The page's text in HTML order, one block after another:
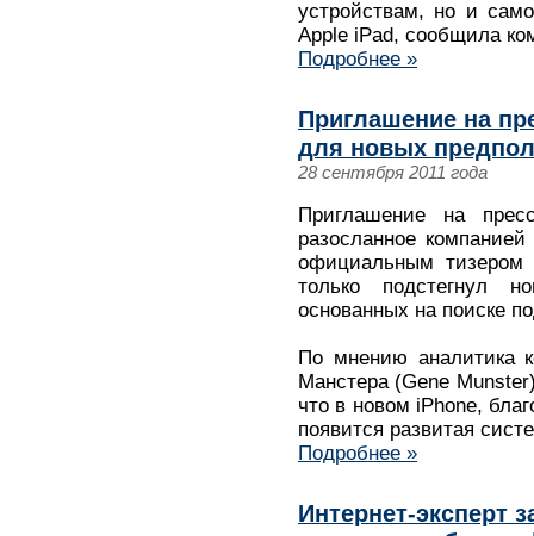
устройствам, но и
Apple iPad, сообщила
Подробнее »
Приглашение на
для новых
28 сентября 2011 года
Приглашение на
разосланное
официальным тизером
только
основанных на поиске
По мнению аналитика
Манстера (Gene
что в новом iPhone,
появится развитая
Подробнее »
Интернет-эксперт